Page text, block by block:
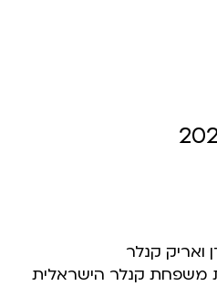
ואריק קנלר
משפחת קנלר הישראלית